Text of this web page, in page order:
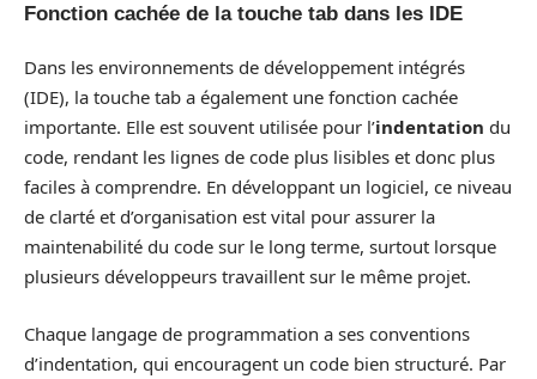
Fonction cachée de la touche tab dans les IDE
Dans les environnements de développement intégrés
(IDE), la touche tab a également une fonction cachée
importante. Elle est souvent utilisée pour l’indentation du
code, rendant les lignes de code plus lisibles et donc plus
faciles à comprendre. En développant un logiciel, ce niveau
de clarté et d’organisation est vital pour assurer la
maintenabilité du code sur le long terme, surtout lorsque
plusieurs développeurs travaillent sur le même projet.
Chaque langage de programmation a ses conventions
d’indentation, qui encouragent un code bien structuré. Par